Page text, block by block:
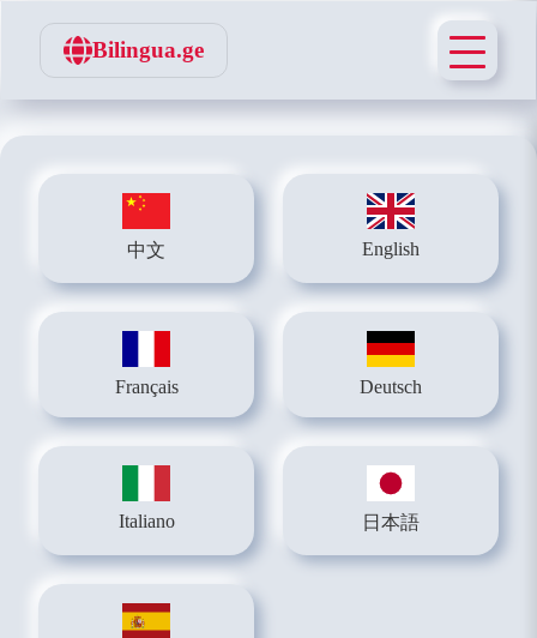
Bilingua.ge
中文 English
Français Deutsch
Italiano 日本語